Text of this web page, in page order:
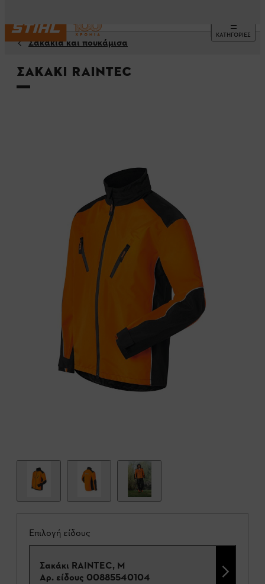
ΚΑΤΗΓΟΡΙΕΣ
Σακάκια και πουκάμισα
Σακάκι RAINTEC
Επιλογή είδους
Σακάκι RAINTEC, M
Αρ. είδους 00885540104